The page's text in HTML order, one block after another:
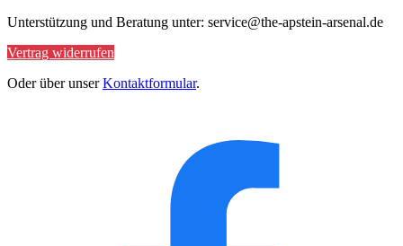
Unterstützung und Beratung unter: service@the-apstein-arsenal.de
Vertrag widerrufen
Oder über unserKontaktformular.